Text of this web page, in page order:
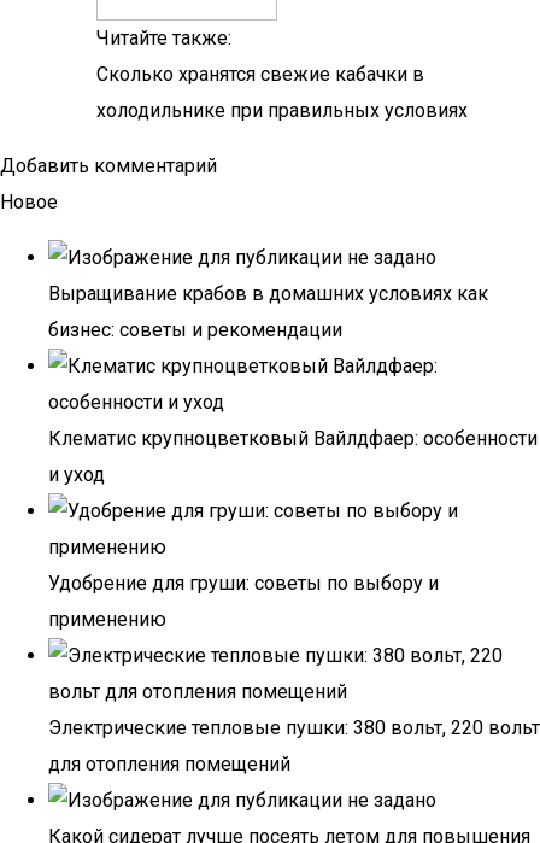
Читайте также:
Сколько хранятся свежие кабачки в
холодильнике при правильных условиях
Добавить комментарий
Новое
Выращивание крабов в домашних условиях как
бизнес: советы и рекомендации
Клематис крупноцветковый Вайлдфаер: особенности
и уход
Удобрение для груши: советы по выбору и
применению
Электрические тепловые пушки: 380 вольт, 220 вольт
для отопления помещений
Какой сидерат лучше посеять летом для повышения